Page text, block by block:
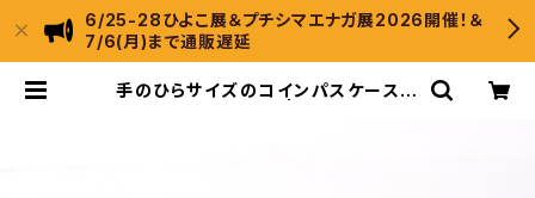
6/25-28ひよこ展＆プチシマエナガ展2026開催！＆
7/6(月)まで通販遅延
手のひらサイズのコインパスケース